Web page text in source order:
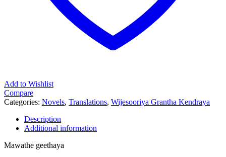
Add to Wishlist
Compare
Categories: Novels, Translations, Wijesooriya Grantha Kendraya
Description
Additional information
Mawathe geethaya